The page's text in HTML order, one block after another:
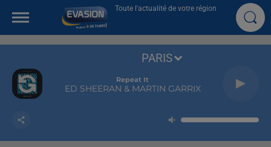
Toute l'actualité de votre région
Repeat It
ED SHEERAN & MARTIN GARRIX
PARIS